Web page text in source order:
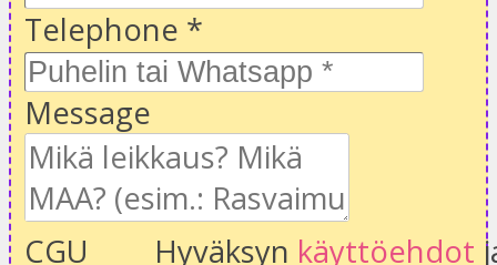
Telephone *
Message
CGU Hyväksyn käyttöehdot